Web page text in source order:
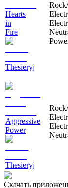
Hearts
in
Fire
Thesieryj
Aggressive
Power
Thesieryj
Скачать